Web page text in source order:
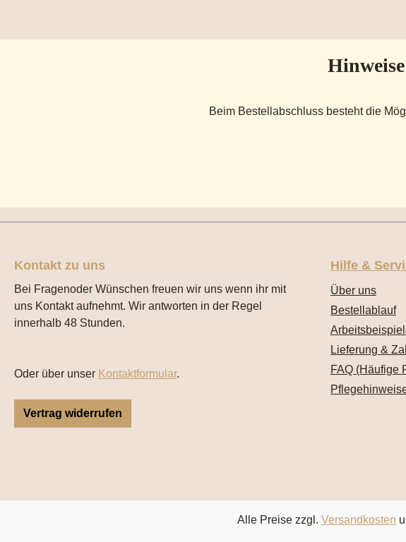
Beim Bestellabschluss besteht die
Kontakt zu uns
Bei Fragenoder Wünschen freuen wir uns wenn ihr mit
uns Kontakt aufnehmt. Wir antworten in der Regel
innerhalb 48 Stunden.
Oder über unser Kontaktformular.
Vertrag widerrufen
Hilfe &
Über uns
Bestellablauf
Lieferung &
FAQ (Häufige
Alle Preise zzgl. Versandkosten